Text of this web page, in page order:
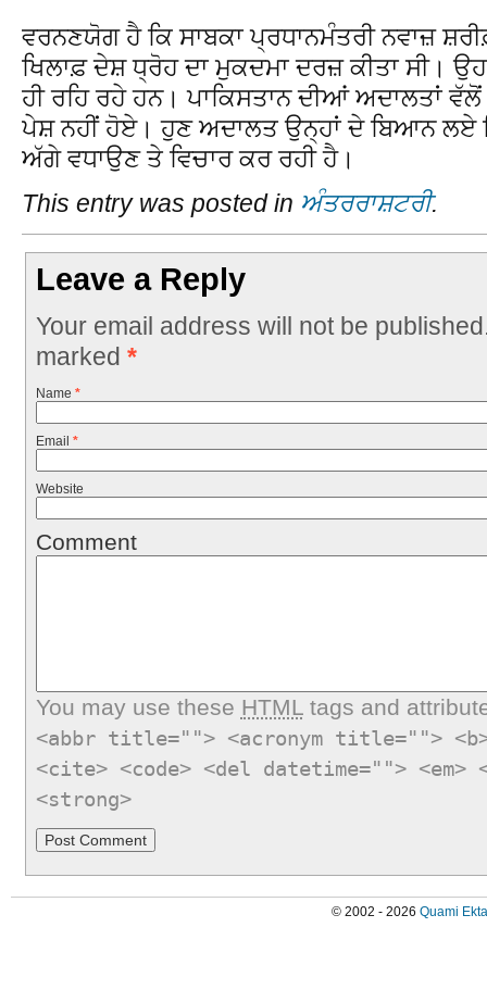
ਵਰਨਣਯੋਗ ਹੈ ਕਿ ਸਾਬਕਾ ਪ੍ਰਧਾਨਮੰਤਰੀ ਨਵਾਜ਼
ਖਿਲਾਫ਼ ਦੇਸ਼ ਧ੍ਰੋਹ ਦਾ ਮੁਕਦਮਾ ਦਰਜ਼ ਕੀਤਾ ਸੀ।
ਹੀ ਰਹਿ ਰਹੇ ਹਨ। ਪਾਕਿਸਤਾਨ ਦੀਆਂ ਅਦਾਲਤਾਂ
ਪੇਸ਼ ਨਹੀਂ ਹੋਏ। ਹੁਣ ਅਦਾਲਤ ਉਨ੍ਹਾਂ ਦੇ ਬਿਆਨ ਲਏ
ਅੱਗੇ ਵਧਾਉਣ ਤੇ ਵਿਚਾਰ ਕਰ ਰਹੀ ਹੈ।
This entry was posted in ਅੰਤਰਰਾਸ਼ਟਰੀ.
Leave a Reply
Your email address will not be
marked *
Name *
Email *
Website
Comment
You may use these HTMLtags and
<abbr title=""> <acronym title="">
<cite> <code> <del datetime="">
<strong>
© 2002 - 2026 Quami